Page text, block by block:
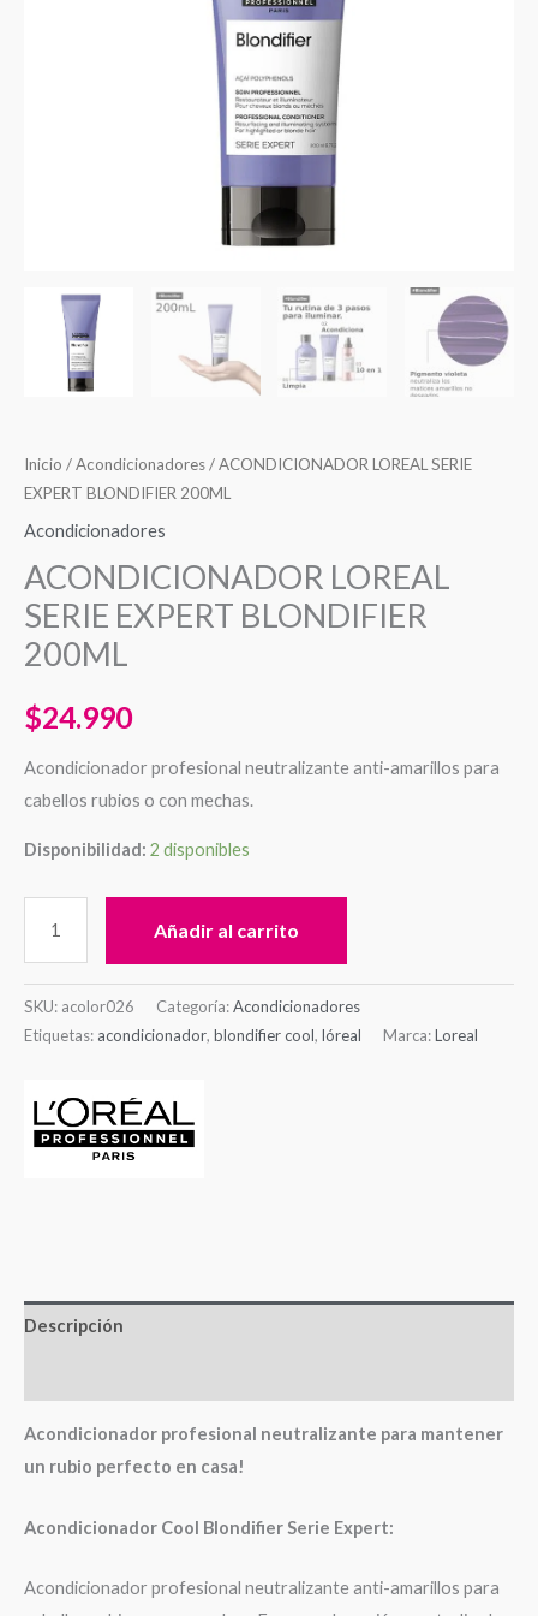
Inicio /Acondicionadores/ ACONDICIONADOR LOREAL SERIE
EXPERT BLONDIFIER 200ML
Acondicionadores
ACONDICIONADOR LOREAL
SERIE EXPERT BLONDIFIER
200ML
$24.990
Acondicionador profesional neutralizante anti-amarillos para
cabellos rubios o con mechas.
Disponibilidad: 2 disponibles
Añadir al carrito
SKU: acolor026 Categoría:Acondicionadores
Etiquetas: acondicionador, blondifier cool, lóreal Marca:Loreal
Descripción
Acondicionador profesional neutralizante para mantener
un rubio perfecto en casa!
Acondicionador Cool Blondifier Serie Expert:
Acondicionador profesional neutralizante anti-amarillos para